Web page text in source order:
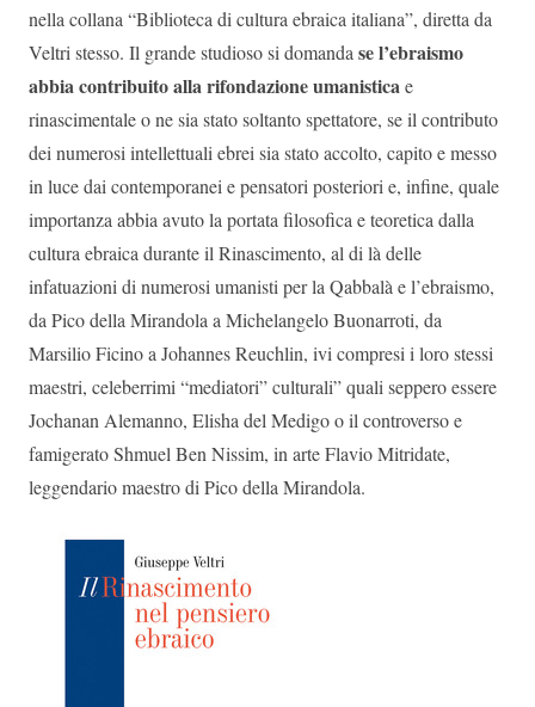
nella collana “Biblioteca di cultura ebraica italiana”, diretta da
Veltri stesso. Il grande studioso si domandase l’ebraismo
abbia contribuito alla rifondazione umanisticae
rinascimentale o ne sia stato soltanto spettatore, se il contributo
dei numerosi intellettuali ebrei sia stato accolto, capito e messo
in luce dai contemporanei e pensatori posteriori e, infine, quale
importanza abbia avuto la portata filosofica e teoretica dalla
cultura ebraica durante il Rinascimento, al di là delle
infatuazioni di numerosi umanisti per la Qabbalà e l’ebraismo,
da Pico della Mirandola a Michelangelo Buonarroti, da
Marsilio Ficino a Johannes Reuchlin, ivi compresi i loro stessi
maestri, celeberrimi “mediatori” culturali” quali seppero essere
Jochanan Alemanno, Elisha del Medigo o il controverso e
famigerato Shmuel Ben Nissim, in arte Flavio Mitridate,
leggendario maestro di Pico della Mirandola.